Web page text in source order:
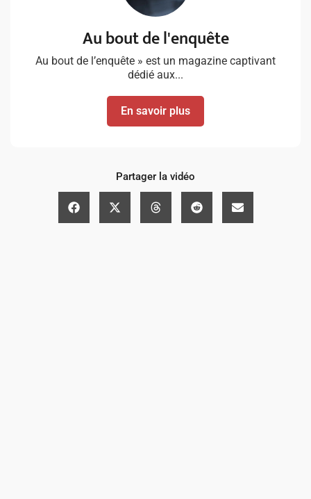
Au bout de l'enquête
Au bout de l’enquête » est un magazine captivant
dédié aux...
En savoir plus
Partager la vidéo